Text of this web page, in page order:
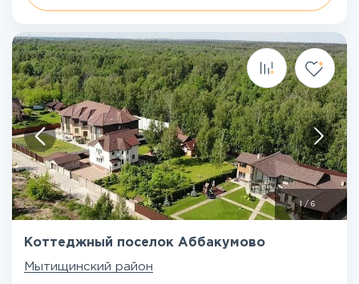
1/ 6
Коттеджный поселок Аббакумово
Мытищинский район